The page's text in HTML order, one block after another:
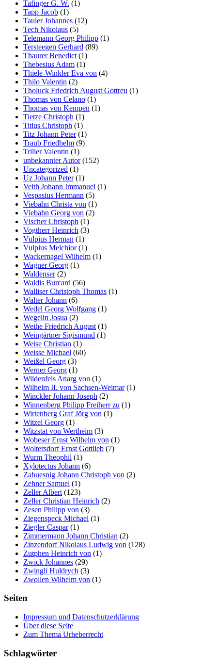
Tafinger G. W. (1)
Tapp Jacob (1)
Tauler Johannes (12)
Tech Nikolaus (5)
Telemann Georg Philipp (1)
Tersteegen Gerhard (89)
Thaurer Benedict (1)
Thebesius Adam (1)
Thiele-Winkler Eva von (4)
Thilo Valentin (2)
Tholuck Friedrich August Gottreu (1)
Thomas von Celano (1)
Thomas von Kempen (1)
Tietze Christoph (1)
Titius Christoph (1)
Titz Johann Peter(1)
Traub Friedhelm (9)
Triller Valentin (1)
unbekannter Autor(152)
Uncategorized (1)
Uz Johann Peter(1)
Veith Johann Immanuel (1)
Vespasius Hermann (5)
Viebahn Christa von (1)
Viebahn Georg von (2)
Vischer Christoph (1)
Vogtherr Heinrich (3)
Vulpius Herman (1)
Vulpius Melchior(1)
Wackernagel Wilhelm (1)
Wagner Georg (1)
Waldenser(2)
Waldis Burcard (56)
Walliser Christoph Thomas (1)
Walter Johann (6)
Wedel Georg Wolfgang (1)
Wegelin Josua (2)
Weihe Friedrich August (1)
Weingärtner Sigismund (1)
Weise Christian (1)
Weisse Michael (60)
Weißel Georg (3)
Werner Georg (1)
Wildenfels Anarg von (1)
Wilhelm II. von Sachsen-Weimar(1)
Winckler Johann Joseph (2)
Winnenberg Philipp Freiherr zu (1)
Wirtenberg Graf Jörg von (1)
Witzel Georg (1)
Witzstat von Wertheim (3)
Wobeser Ernst Wilhelm von (1)
Woltersdorf Ernst Gottlieb (7)
Wurm Theophil (1)
Xylotectus Johann (6)
Zabuesnig Johann Christoph von (2)
Zehner Samuel (1)
Zeller Albert (123)
Zeller Christian Heinrich (2)
Zesen Philipp von (3)
Ziegenspeck Michael (1)
Ziegler Caspar(1)
Zimmermann Johann Christian (2)
Zinzendorf Nikolaus Ludwig von (128)
Zutphen Heinrich von (1)
Zwick Johannes (29)
Zwingli Huldrych (3)
Zwollen Wilhelm von (1)
Seiten
Impressum und Datenschutzerklärung
Über diese Seite
Zum Thema Urheberrecht
Schlagwörter